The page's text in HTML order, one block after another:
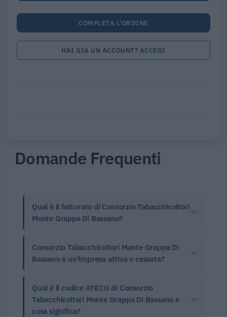
COMPLETA L'ORDINE
HAI GIÀ UN ACCOUNT? ACCEDI
Domande Frequenti
Qual è il fatturato di Consorzio Tabacchicoltori
Monte Grappa Di Bassano?
Consorzio Tabacchicoltori Monte Grappa Di
Bassano è un'impresa attiva o cessata?
Qual è il codice ATECO di Consorzio
Tabacchicoltori Monte Grappa Di Bassano e
cosa significa?